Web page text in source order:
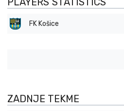
FK Košice
ZADNJE TEKME